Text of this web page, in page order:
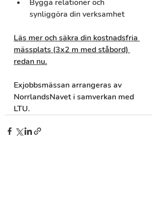
Bygga relationer och
synliggöra din verksamhet
Läs mer och säkra din kostnadsfria
mässplats (3x2 m med ståbord)
redan nu.
Exjobbsmässan arrangeras av
NorrlandsNavet i samverkan med
LTU.